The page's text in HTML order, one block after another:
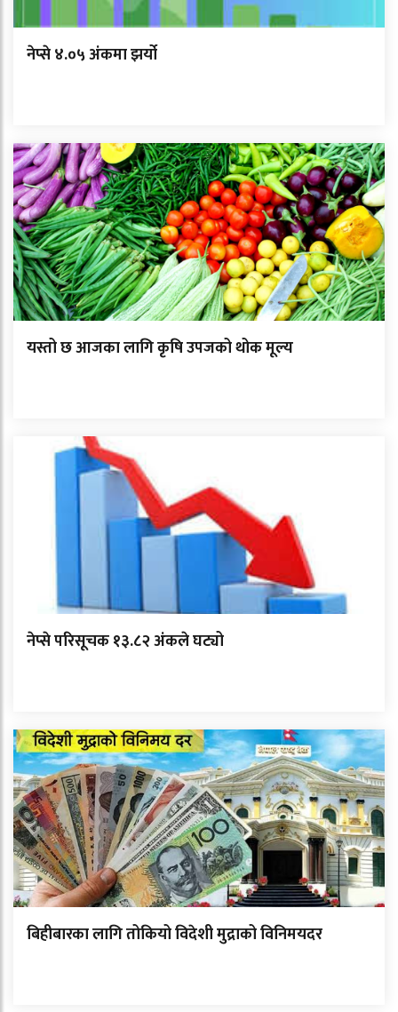
नेप्से ४.०५ अंकमा झर्यो
यस्तो छ आजका लागि कृषि उपजको थोक मूल्य
नेप्से परिसूचक १३.८२ अंकले घट्यो
बिहीबारका लागि तोकियो विदेशी मुद्राको विनिमयदर